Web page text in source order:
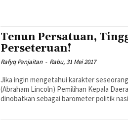
Tenun Persatuan,
Perseteruan!
Rafyq Panjaitan - Rabu, 31 Mei 2017
Jika ingin mengetahui karakter
(Abraham Lincoln) Pemilihan Kepala Daerah (Pilkada) DKI Jakarta pantas
dinobatkan sebagai barometer politik